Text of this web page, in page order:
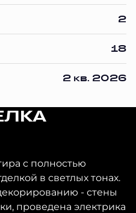
2
18
2 кв. 2026
с полностью
в светлых тонах.
- стены
проведена электрика